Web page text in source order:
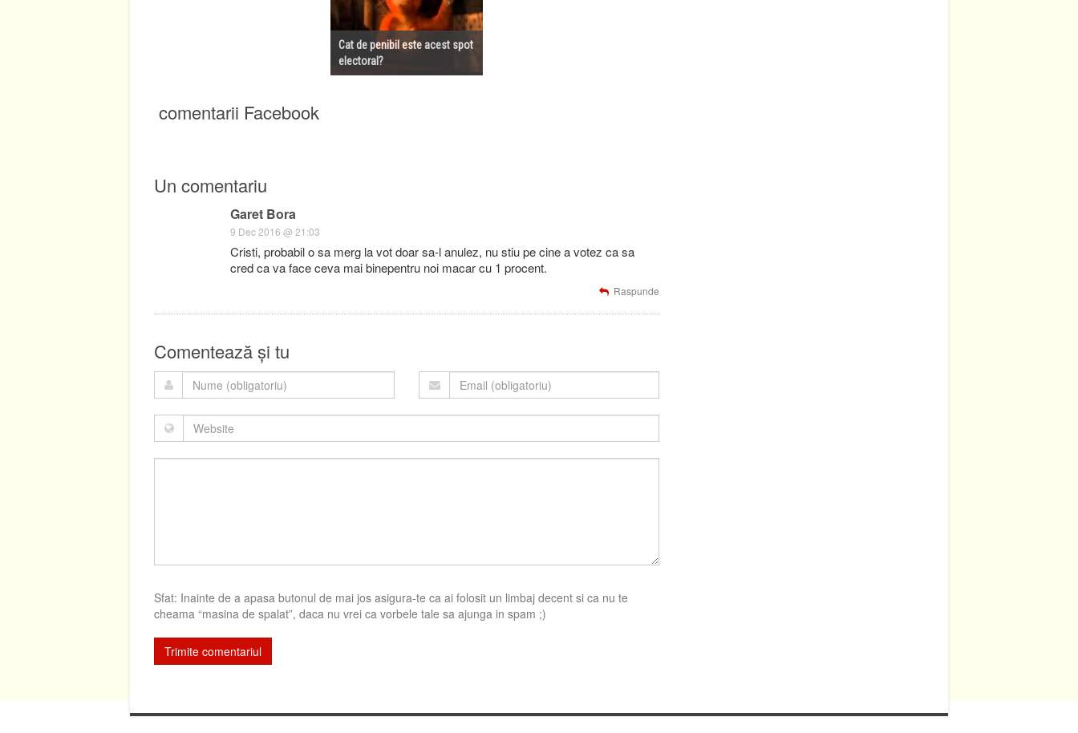
Cat de penibil este acest spot
electoral?
comentarii Facebook
Un comentariu
Garet Bora
9 Dec 2016 @ 21:03
Cristi, probabil o sa merg la vot doar sa-l anulez, nu stiu pe cine a votez ca sa
cred ca va face ceva mai binepentru noi macar cu 1 procent.
Raspunde
Comentează și tu
Sfat: Inainte de a apasa butonul de mai jos asigura-te ca ai folosit un limbaj decent si ca nu te
cheama “masina de spalat”, daca nu vrei ca vorbele tale sa ajunga in spam ;)